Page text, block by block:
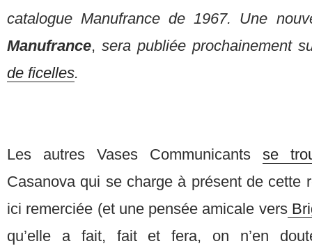
catalogue Manufrance de 1967. Une
Manufrance, sera publiée prochainement
de ficelles.
Les autres Vases Communicants se
Casanova qui se charge à présent de cette
ici remerciée (et une pensée amicale vers
qu’elle a fait, fait et fera, on n’en